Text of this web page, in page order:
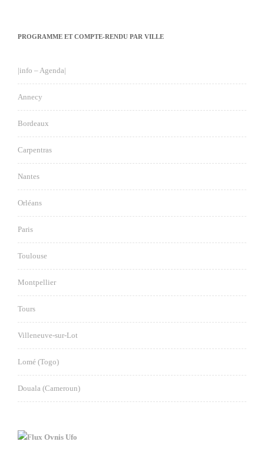
PROGRAMME ET COMPTE-RENDU PAR VILLE
|info – Agenda|
Annecy
Bordeaux
Carpentras
Nantes
Orléans
Paris
Toulouse
Montpellier
Tours
Villeneuve-sur-Lot
Lomé (Togo)
Douala (Cameroun)
Ovnis Ufo